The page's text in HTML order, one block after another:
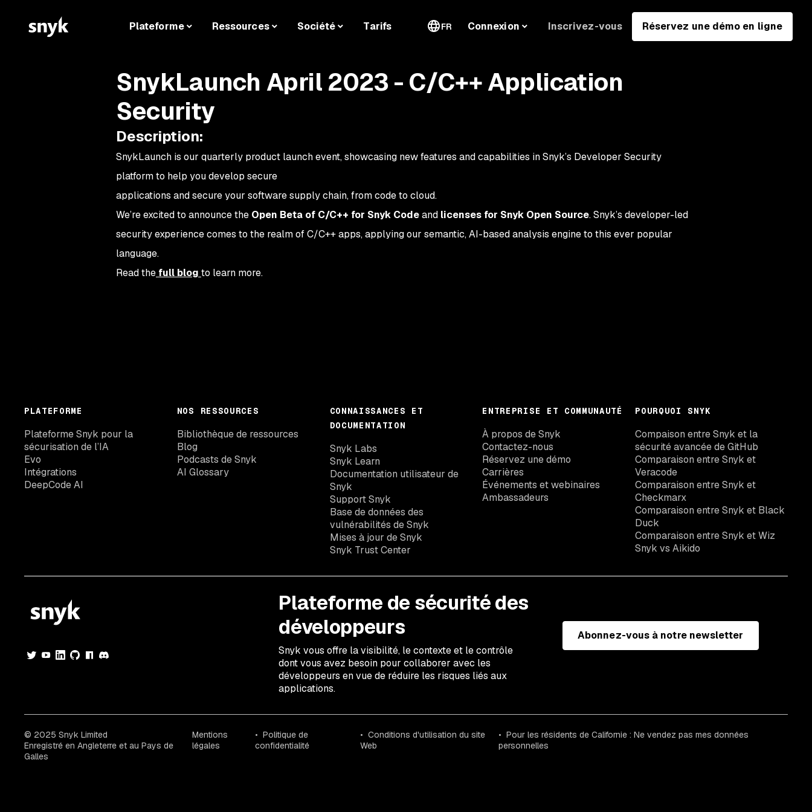
Plateforme Ressources Société Tarifs FR Connexion Inscrivez-vous Réservez une démo en ligne
SnykLaunch April 2023 - C/C++ Application
Security
Description:
SnykLaunch is our quarterly product launch event, showcasing new features and capabilities in Snyk’s Developer Security
platform to help you develop secure
applications and secure your software supply chain, from code to cloud.
We’re excited to announce the Open Beta of C/C++ for Snyk Codeand licenses for Snyk Open Source. Snyk’s developer-led
security experience comes to the realm of C/C++ apps, applying our semantic, AI-based analysis engine to this ever popular
language.
Read the full blog to learn more.
PLATEFORME
Plateforme Snyk pour la
sécurisation de l’IA
Evo
Intégrations
DeepCode AI
NOS RESSOURCES
Bibliothèque de ressources
Blog
Podcasts de Snyk
AI Glossary
CONNAISSANCES ET
DOCUMENTATION
Snyk Labs
Snyk Learn
Documentation utilisateur de
Snyk
Support Snyk
Base de données des
vulnérabilités de Snyk
Mises à jour de Snyk
Snyk Trust Center
ENTREPRISE ET COMMUNAUTÉ
À propos de Snyk
Contactez-nous
Réservez une démo
Carrières
Événements et webinaires
Ambassadeurs
POURQUOI SNYK
Compaison entre Snyk et la
sécurité avancée de GitHub
Comparaison entre Snyk et
Veracode
Comparaison entre Snyk et
Checkmarx
Comparaison entre Snyk et Black
Duck
Comparaison entre Snyk et Wiz
Snyk vs Aikido
Plateforme de sécurité des
développeurs
Snyk vous offre la visibilité, le contexte et le contrôle
dont vous avez besoin pour collaborer avec les
développeurs en vue de réduire les risques liés aux
applications.
Abonnez-vous à notre newsletter
© 2025 Snyk Limited
Enregistré en Angleterre et au Pays de
Galles
Mentions
légales
Politique de
confidentialité
Conditions d'utilisation du site
Web
Pour les résidents de Californie : Ne vendez pas mes données
personnelles